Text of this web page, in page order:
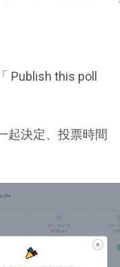
Publish this poll
起決定、投票時間